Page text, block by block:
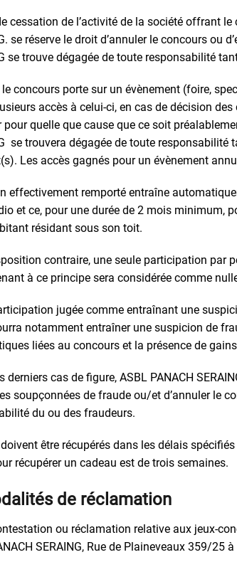
cessation de l’activité de la société offrant
se réserve le droit d’annuler le concours ou
se trouve dégagée de toute responsabilité
concours porte sur un évènement (foire,
accès à celui-ci, en cas de décision
pour quelle que cause que ce soit
se trouvera dégagée de toute responsabilité
Les accès gagnés pour un évènement
effectivement remporté entraîne
et ce, pour une durée de 2 mois minimum,
résidant sous son toit.
contraire, une seule participation par
à ce principe sera considérée comme
jugée comme entraînant une
notamment entraîner une suspicion de
liées au concours et la présence de
derniers cas de figure, ASBL PANACH
soupçonnées de fraude ou/et d’annuler le
du ou des fraudeurs.
être récupérés dans les délais
récupérer un cadeau est de trois semaines.
de réclamation
ou réclamation relative aux jeux-
SERAING, Rue de Plaineveaux 359/25